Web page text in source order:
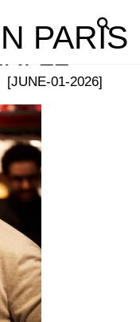
PARIS
22
[JUNE-01-2026]